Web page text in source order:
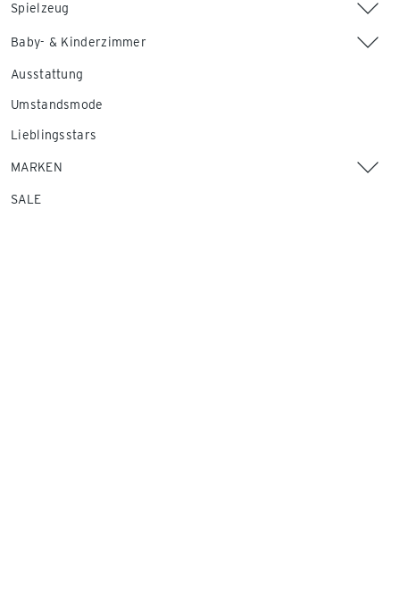
Spielzeug
Baby- & Kinderzimmer
Ausstattung
Umstandsmode
Lieblingsstars
MARKEN
SALE